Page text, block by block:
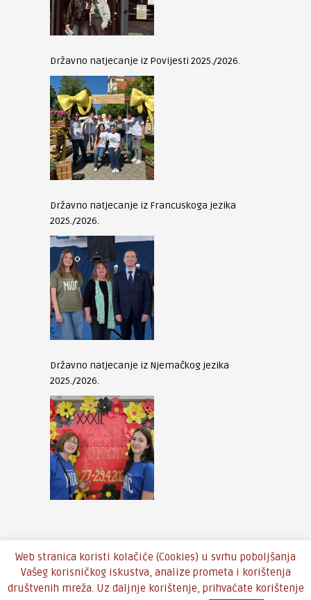
Državno natjecanje iz Povijesti 2025./2026.
Državno natjecanje iz Francuskoga jezika
2025./2026.
Državno natjecanje iz Njemačkog jezika
2025./2026.
Copyright © 2016 - Theme by An-Themes
Web stranica koristi kolačiće (Cookies) u svrhu poboljšanja
Vašeg korisničkog iskustva, analize prometa i korištenja
društvenih mreža. Uz daljnje korištenje, prihvaćate korištenje